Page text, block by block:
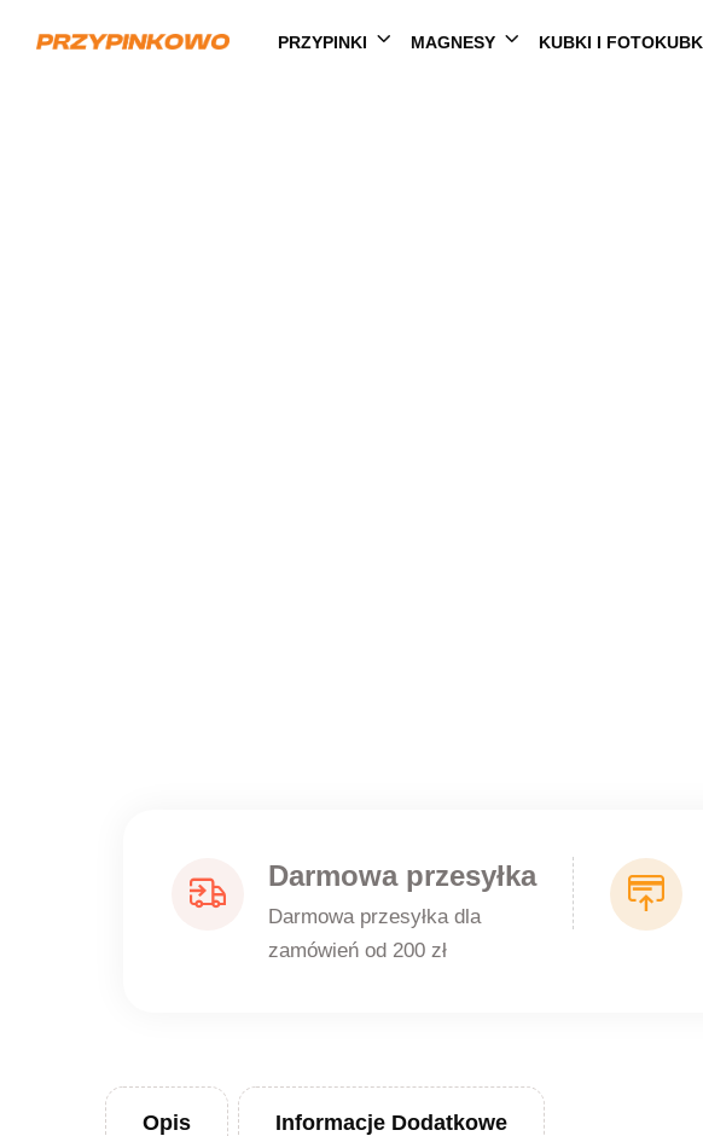
PRZYPINKI MAGNESY KUBKI I
Darmowa przesyłka
Darmowa przesyłka dla
zamówień od 200 zł
Opis Informacje Dodatkowe